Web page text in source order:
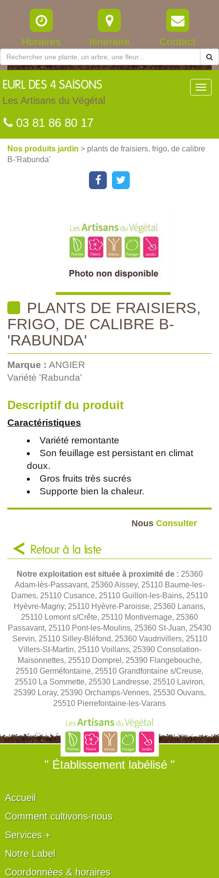
Horaires Itinéraire Contact
EURL DES 4 SAISONS
Les Artisans du Végétal
03 81 86 80 17
Nos produits jardin > plants de fraisiers, frigo, de calibre
B-'Rabunda'
PLANTS DE FRAISIERS,
FRIGO, DE CALIBRE B-
'RABUNDA'
Marque : ANGIER
Variété 'Rabunda'
Descriptif du produit
Caractéristiques
Variété remontante
Son feuillage est persistant en climat
doux.
Gros fruits très sucrés
Supporte bien la chaleur.
Nous Consulter
Retour à la liste
Notre exploitation est située à proximité de : 25360
Adam-lès-Passavant, 25360 Aïssey, 25110 Baume-les-
Dames, 25110 Cusance, 25110 Guillon-les-Bains, 25110
Hyèvre-Magny, 25110 Hyèvre-Paroisse, 25360 Lanans,
25110 Lomont s/Crête, 25110 Montivernage, 25360
Passavant, 25110 Pont-les-Moulins, 25360 St-Juan, 25430
Servin, 25110 Silley-Bléfond, 25360 Vaudrivillers, 25110
Villers-St-Martin, 25110 Voillans, 25390 Consolation-
Maisonnettes, 25510 Domprel, 25390 Flangebouche,
25510 Germéfontaine, 25510 Grandfontaine s/Creuse,
25510 La Sommette, 25530 Landresse, 25510 Laviron,
25390 Loray, 25390 Orchamps-Vennes, 25530 Ouvans,
25510 Pierrefontaine-les-Varans
" Établissement labélisé "
Accueil
Comment cultivons-nous
Services +
Notre Label
Coordonnées & horaires